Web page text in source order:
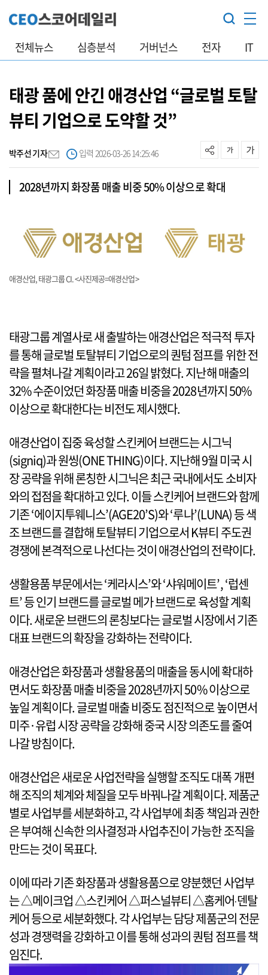
전체뉴스 심층분석 거버넌스 전자 IT
태광 품에 안긴 애경산업 “글로벌 토탈
뷰티 기업으로 도약할 것”
박주선 기자 입력 2026-03-26 14:25:46
2028년까지 화장품 매출 비중 50% 이상으로 확대
애경산업, 태광그룹 CI. <사진제공=애경산업>
태광그룹 계열사로 새 출발하는 애경산업은 적극적 투자
를 통해 글로벌 토탈뷰티 기업으로의 퀀텀 점프를 위한 전
략을 펼쳐나갈 계획이라고 26일 밝혔다. 지난해 매출의
32% 수준이었던 화장품 매출 비중을 2028년까지 50%
이상으로 확대한다는 비전도 제시했다.
애경산업이 집중 육성할 스킨케어 브랜드는 시그닉
(signiq)과 원씽(ONE THING)이다. 지난해 9월 미국 시
장 공략을 위해 론칭한 시그닉은 최근 국내에서도 소비자
와의 접점을 확대하고 있다. 이들 스킨케어 브랜드와 함께
기존 ‘에이지투웨니스’(AGE20’S)와 ‘루나’(LUNA) 등 색
조 브랜드를 결합해 토탈뷰티 기업으로서 K뷰티 주도권
경쟁에 본격적으로 나선다는 것이 애경산업의 전략이다.
생활용품 부문에서는 ‘케라시스’와 ‘샤워메이트’, ‘럽센
트’ 등 인기 브랜드를 글로벌 메가 브랜드로 육성할 계획
이다. 새로운 브랜드의 론칭보다는 글로벌 시장에서 기존
대표 브랜드의 확장을 강화하는 전략이다.
애경산업은 화장품과 생활용품의 매출을 동시에 확대하
면서도 화장품 매출 비중을 2028년까지 50% 이상으로
높일 계획이다. 글로벌 매출 비중도 점진적으로 높이면서
미주·유럽 시장 공략을 강화해 중국 시장 의존도를 줄여
나갈 방침이다.
애경산업은 새로운 사업전략을 실행할 조직도 대폭 개편
해 조직의 체계와 체질을 모두 바꿔나갈 계획이다. 제품군
별로 사업부를 세분화하고, 각 사업부에 최종 책임과 권한
은 부여해 신속한 의사결정과 사업추진이 가능한 조직을
만드는 것이 목표다.
이에 따라 기존 화장품과 생활용품으로 양분했던 사업부
는 △메이크업 △스킨케어 △퍼스널뷰티 △홈케어‧덴탈
케어 등으로 세분화했다. 각 사업부는 담당 제품군의 전문
성과 경쟁력을 강화하고 이를 통해 성과의 퀀텀 점프를 책
임진다.